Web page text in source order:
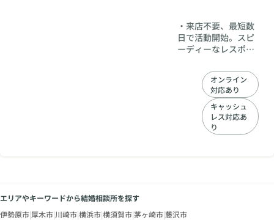
・来店不要、最短数
日で活動開始。スピ
ーディーなレスポン
な時に、必要なだ
け。」専属コンシェ
ルジュが付いて気軽
に婚活。 ・オンライ
ンでいつでも相談可
能。いつでもLINEで
オンライン
対応あり
キャッシュ
レス対応あ
り
エリアやキーワードから結婚相談所を探す
伊勢原市|厚木市|川崎市|横浜市|横須賀市|茅ヶ崎市|藤沢市